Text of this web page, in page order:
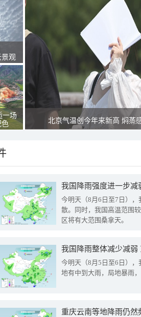
景观
一场
色
北京气温创今年来新高 焖蒸
今明天（8月6日至7日）
散。同时，我国高温范围
区将有大范围桑拿天。
我国降雨整体减少减弱
今明天（8月5日至6日）
地有中到大雨，局地暴雨
重庆云南等地降雨仍然